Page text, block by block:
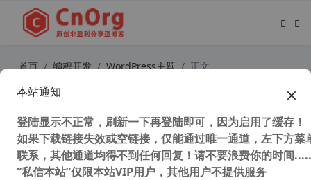
首页 编程开发 WordPress主题 正文
Windows下安装php的 imagick扩展
教程 phpstudy 安装 imagick扩展
51,332 次浏览次阅读
本站通知
登陆显示不正常，刷新一下再登陆即可，因为启用了缓存！
如果下载链接失效或空链接，仅能通过唯一通道，左下方菜
联系，其他通道均得不到任何回复！请不要浪费你的时间
“私信本站”仅限本站VIP用户，其他用户不提供服务